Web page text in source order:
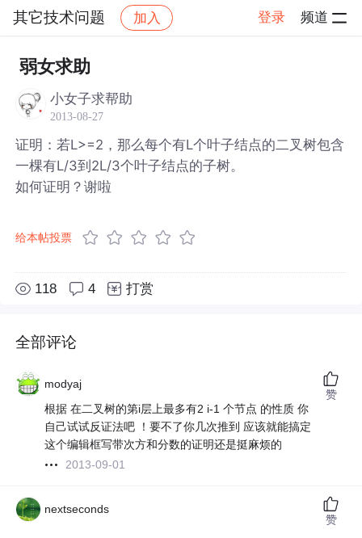
其它技术问题 加入 登录 频道
社区 其它技术问题
弱女求助
小女子求帮助
2013-08-27
证明：若L>=2，那么每个有L个叶子结点的二叉树包含
一棵有L/3到2L/3个叶子结点的子树。
如何证明？谢啦
给本帖投票
118 4 打赏
全部评论
modyaj
根据 在二叉树的第i层上最多有2 i-1 个节点 的性质 你
自己试试反证法吧 ！要不了你几次推到 应该就能搞定
这个编辑框写带次方和分数的证明还是挺麻烦的
2013-09-01
赞
nextseconds
赞